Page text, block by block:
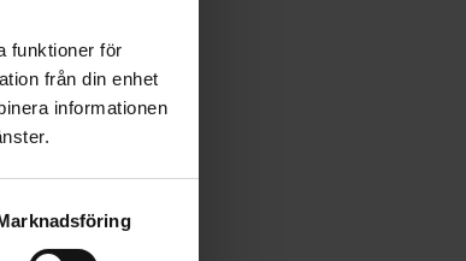
funktioner för
från din enhet
informationen